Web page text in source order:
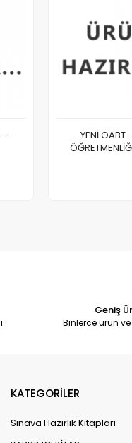
-
YENİ ÖABT
Geniş
Binlerce ürün
KATEGORİLER
Sınava Hazırlık Kitapları